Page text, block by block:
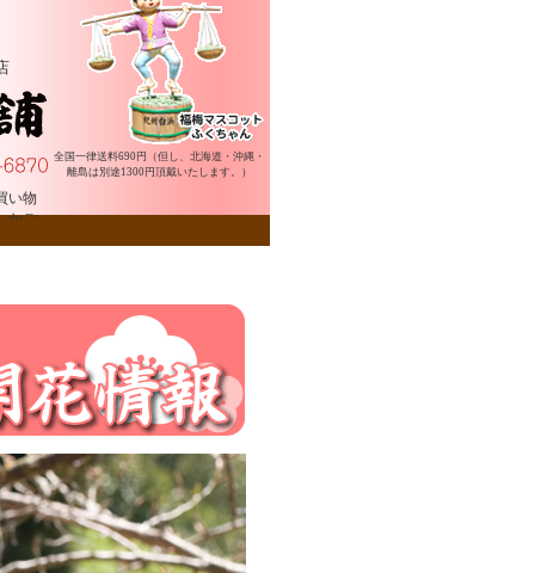
い物
かご
全国一律送料690円（但し、北海道・沖縄・
離島は別途1300円頂戴いたします。）